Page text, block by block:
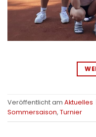
Veröffentlicht am Aktuelles
Sommersaison, Turnier